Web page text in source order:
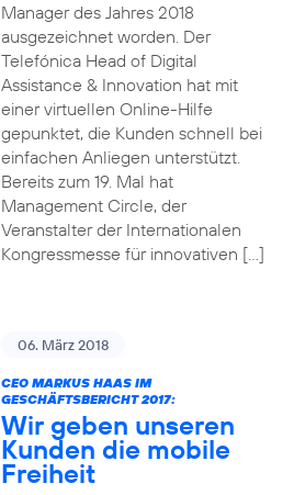
Manager des Jahres 2018
ausgezeichnet worden. Der
Telefónica Head of Digital
Assistance & Innovation hat mit
einer virtuellen Online-Hilfe
gepunktet, die Kunden schnell bei
einfachen Anliegen unterstützt.
Bereits zum 19. Mal hat
Management Circle, der
Veranstalter der Internationalen
Kongressmesse für innovativen […]
06. März 2018
CEO MARKUS HAAS IM
GESCHÄFTSBERICHT 2017:
Wir geben unseren
Kunden die mobile
Freiheit